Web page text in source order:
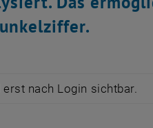
nach Login sichtbar.